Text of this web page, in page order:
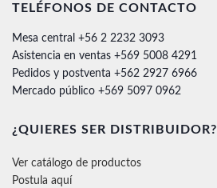
TELÉFONOS DE CONTACTO
Mesa central +56 2 2232 3093
Asistencia en ventas +569 5008 4291
Pedidos y postventa +562 2927 6966
Mercado público +569 5097 0962
¿QUIERES SER DISTRIBUIDOR?
Ver catálogo de productos
Postula aquí